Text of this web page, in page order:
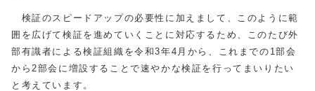
検証のスピードアップの必要性に加えまして、このように範
囲を広げて検証を進めていくことに対応するため、このたび外
部有識者による検証組織を令和3年4月から、これまでの1部会
から2部会に増設することで速やかな検証を行ってまいりたい
と考えています。